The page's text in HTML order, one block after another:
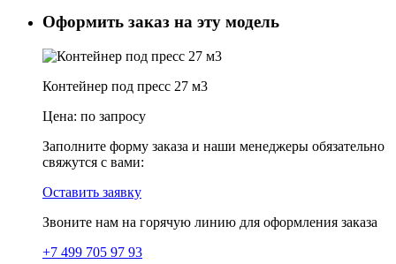
Оформить заказ на эту модель
Контейнер под пресс 27 м3
Цена: по запросу
Заполните форму заказа и наши менеджеры обязательно
свяжутся с вами:
Оставить заявку
Звоните нам на горячую линию для оформления заказа
+7 499 705 97 93